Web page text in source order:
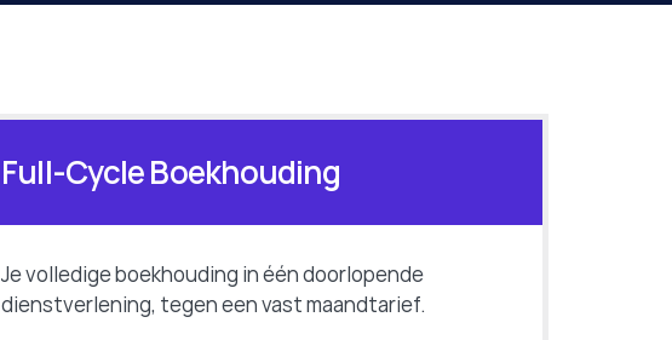
Full-Cycle Boekhouding
Je volledige boekhouding in één doorlopende
dienstverlening, tegen een vast maandtarief.